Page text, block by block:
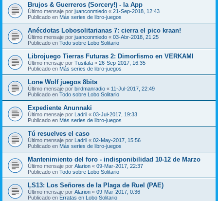
Brujos & Guerreros (Sorcery!) - la App
Último mensaje por juanconmiedo « 21-Sep-2018, 12:43
Publicado en Más series de libro-juegos
Anécdotas Lobosolitarianas 7: cierra el pico kraan!
Último mensaje por juanconmiedo « 03-Abr-2018, 21:25
Publicado en Todo sobre Lobo Solitario
Librojuego Tierras Futuras 2: Dimorfismo en VERKAMI
Último mensaje por Tusitala « 26-Sep-2017, 16:35
Publicado en Más series de libro-juegos
Lone Wolf juegos 8bits
Último mensaje por birdmanradio « 11-Jul-2017, 22:49
Publicado en Todo sobre Lobo Solitario
Expediente Anunnaki
Último mensaje por Ladril « 03-Jul-2017, 19:33
Publicado en Más series de libro-juegos
Tú resuelves el caso
Último mensaje por Ladril « 02-May-2017, 15:56
Publicado en Más series de libro-juegos
Mantenimiento del foro - indisponibilidad 10-12 de Marzo
Último mensaje por Alarion « 09-Mar-2017, 22:37
Publicado en Todo sobre Lobo Solitario
LS13: Los Señores de la Plaga de Ruel (PAE)
Último mensaje por Alarion « 09-Mar-2017, 0:36
Publicado en Erratas en Lobo Solitario